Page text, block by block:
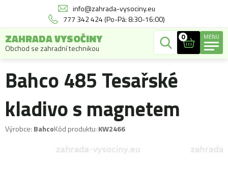
info@zahrada-vysociny.eu
777 342 424 (Po-Pá: 8:30-16:00)
ZAHRADA VYSOČINY
Obchod se zahradní technikou
0 MENU
Bahco 485 Tesařské
kladivo s magnetem
Výrobce: BahcoKód produktu: KW2466